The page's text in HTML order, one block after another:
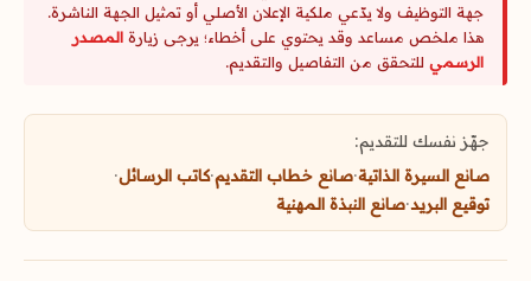
جهة التوظيف ولا يدّعي ملكية الإعلان الأصلي أو تمثيل الجهة الناشرة.
هذا ملخص مساعد وقد يحتوي على أخطاء؛ يرجى زيارة المصدر
الرسمي للتحقق من التفاصيل والتقديم.
جهّز نفسك للتقديم:
صانع السيرة الذاتية·صانع خطاب التقديم·كاتب الرسائل·
توقيع البريد·صانع النبذة المهنية